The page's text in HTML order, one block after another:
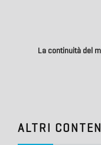
La continuità del
ALTRI